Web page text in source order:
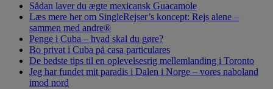
Sådan laver du ægte mexicansk Guacamole
Læs mere her om SingleRejser’s koncept: Rejs alene –
sammen med andre®
Penge i Cuba – hvad skal du gøre?
Bo privat i Cuba på casa particulares
De bedste tips til en oplevelsesrig mellemlanding i Toronto
Jeg har fundet mit paradis i Dalen i Norge – vores naboland
imod nord